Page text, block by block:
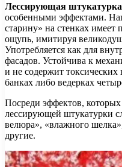
Лессирующая штукатурка
особенными эффектами.
старину» на стенках
ощупь, имитируя
Употребляется как для
фасадов. Устойчива к
и не содержит токсических
банках либо ведерках
Посреди эффектов,
лессирующей штукатурки
велюра», «влажного
другие.